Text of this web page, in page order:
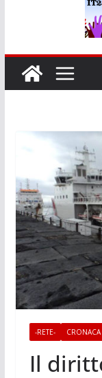
-RETE- CRONACA
Il